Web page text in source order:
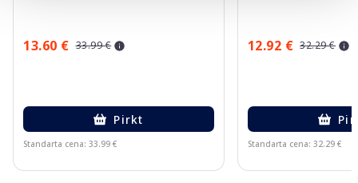
13.60 € 33.99 €
Pirkt
Standarta cena: 33.99 €
12.92 € 32.29 €
Standarta cena: 32.29 €